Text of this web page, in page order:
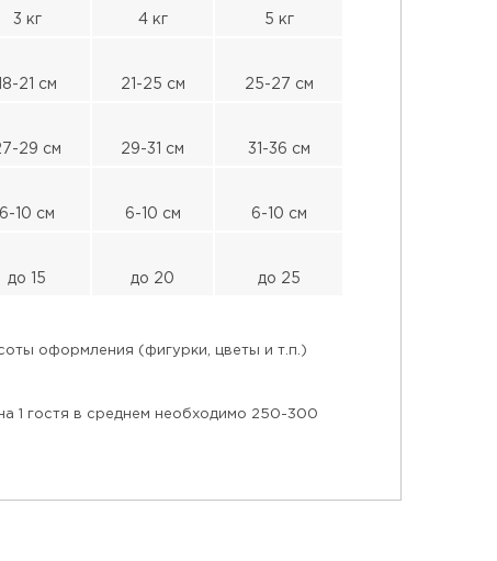
3 кг 4 кг 5 кг
18-21 см 21-25 см 25-27 см
29 см 29-31 см 31-36 см
6-10 см 6-10 см 6-10 см
до 15 до 20 до 25
оформления (фигурки, цветы и т.п.)
1 гостя в среднем необходимо 250-300